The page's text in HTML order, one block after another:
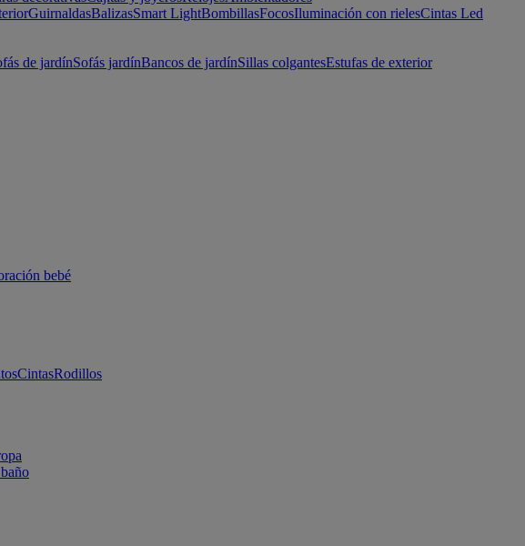
GuirnaldasBalizasSmart LightBombillasFocosIluminación con rielesCintas Led
de jardínSofás jardínBancos de jardínSillas colgantesEstufas de exterior
bebé
CintasRodillos